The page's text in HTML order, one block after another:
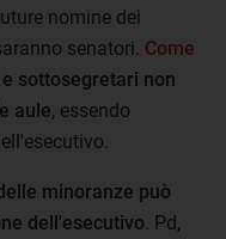
nomine dei
senatori. Come
sottosegretari non
aule, essendo
minoranze può
dell'esecutivo . Pd,